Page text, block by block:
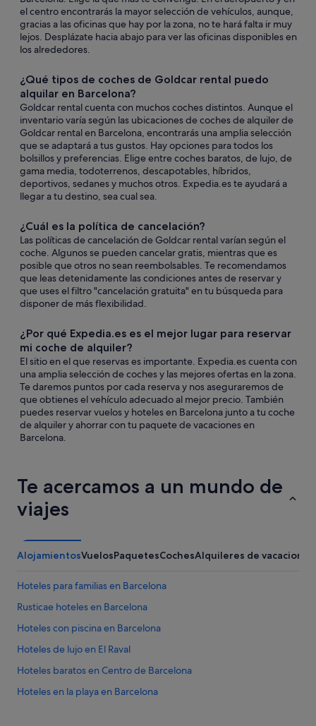
el centro encontrarás la mayor selección de vehículos, aunque,
gracias a las oficinas que hay por la zona, no te hará falta ir muy
lejos. Desplázate hacia abajo para ver las oficinas disponibles en
los alrededores.
¿Qué tipos de coches de Goldcar rental puedo
alquilar en Barcelona?
Goldcar rental cuenta con muchos coches distintos. Aunque el
inventario varía según las ubicaciones de coches de alquiler de
Goldcar rental en Barcelona, encontrarás una amplia selección
que se adaptará a tus gustos. Hay opciones para todos los
bolsillos y preferencias. Elige entre coches baratos, de lujo, de
gama media, todoterrenos, descapotables, híbridos,
deportivos, sedanes y muchos otros. Expedia.es te ayudará a
llegar a tu destino, sea cual sea.
¿Cuál es la política de cancelación?
Las políticas de cancelación de Goldcar rental varían según el
coche. Algunos se pueden cancelar gratis, mientras que es
posible que otros no sean reembolsables. Te recomendamos
que leas detenidamente las condiciones antes de reservar y
que uses el filtro "cancelación gratuita" en tu búsqueda para
disponer de más flexibilidad.
¿Por qué Expedia.es es el mejor lugar para reservar
mi coche de alquiler?
El sitio en el que reservas es importante. Expedia.es cuenta con
una amplia selección de coches y las mejores ofertas en la zona.
Te daremos puntos por cada reserva y nos aseguraremos de
que obtienes el vehículo adecuado al mejor precio. También
puedes reservar vuelos y hoteles en Barcelona junto a tu coche
de alquiler y ahorrar con tu paquete de vacaciones en
Barcelona.
Te acercamos a un mundo de
viajes
AlojamientosVuelosPaquetesCochesAlquileres de vacaciones
Hoteles para familias en Barcelona
Rusticae hoteles en Barcelona
Hoteles con piscina en Barcelona
Hoteles de lujo en El Raval
Hoteles baratos en Centro de Barcelona
Hoteles en la playa en Barcelona